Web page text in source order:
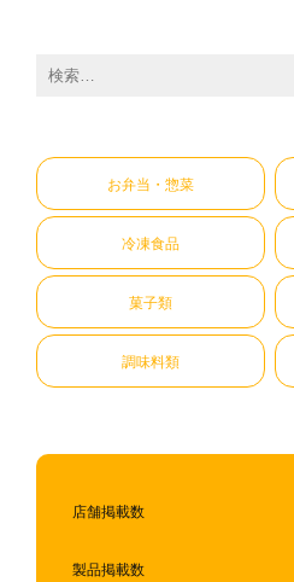
検
お弁当・惣菜
冷凍食品
菓子類
調味料類
店舗掲載数
製品掲載数